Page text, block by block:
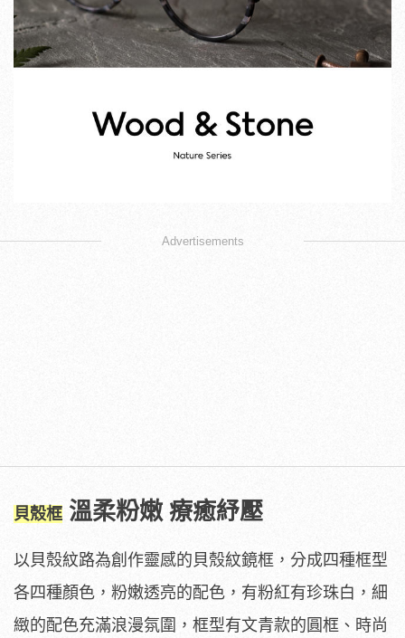
Advertisements
貝殼框 溫柔粉嫩 療癒紓壓
以貝殼紋路為創作靈感的貝殼紋鏡框，分成四種框型
各四種顏色，粉嫩透亮的配色，有粉紅有珍珠白，細
緻的配色充滿浪漫氛圍，框型有文青款的圓框、時尚